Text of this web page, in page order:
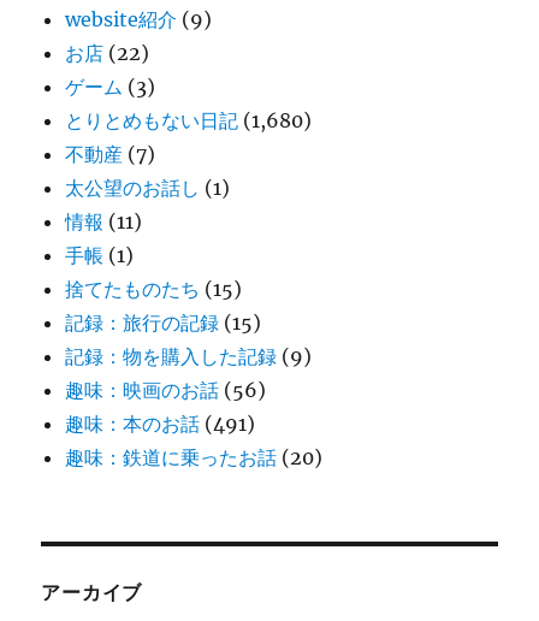
website紹介 (9)
お店 (22)
ゲーム (3)
とりとめもない日記 (1,680)
不動産 (7)
太公望のお話し (1)
情報 (11)
手帳 (1)
捨てたものたち (15)
記録：旅行の記録 (15)
記録：物を購入した記録 (9)
趣味：映画のお話 (56)
趣味：本のお話 (491)
趣味：鉄道に乗ったお話 (20)
アーカイブ